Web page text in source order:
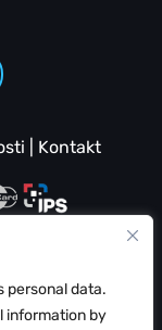
personal data.
information by
Kontakt